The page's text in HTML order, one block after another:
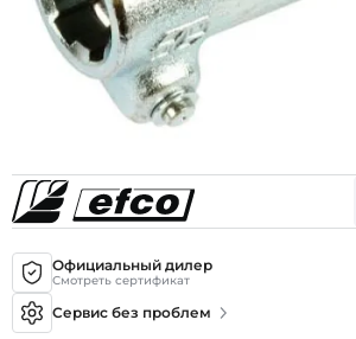
Официальный дилер
Смотреть сертификат
Сервис без проблем